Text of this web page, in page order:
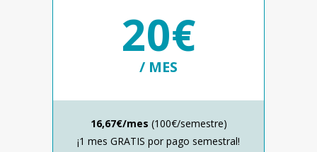
20€
/ MES
16,67€/mes (100€/semestre)
¡1 mes GRATIS por pago semestral!